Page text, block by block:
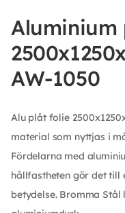
AW-1050
Alu plåt folie
material som nyttjas i
Fördelarna med
hållfastheten gör det till
betydelse. Bromma